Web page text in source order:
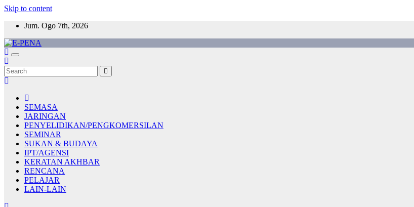
Skip to content
Jum. Ogo 7th, 2026
E-PENA
Berita Digital Terkini
SEMASA
JARINGAN
PENYELIDIKAN/PENGKOMERSILAN
SEMINAR
SUKAN & BUDAYA
IPT/AGENSI
KERATAN AKHBAR
RENCANA
PELAJAR
LAIN-LAIN